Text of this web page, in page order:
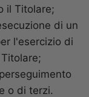
il Titolare;
di un
l'esercizio di
o di terzi.